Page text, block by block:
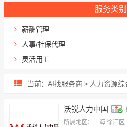
服务类别
薪酬管理
人事/社保代理
灵活用工
人力资源外包
业务/岗位外包
当前：AI找服务商 > 人力资源
沃锐人力中国
所属地区：上海 徐汇区